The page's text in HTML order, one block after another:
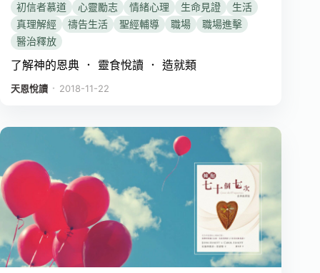
初信者慕道 心靈勵志 情緒心理 生命見證
生活
真理解經
禱告生活 聖經輔導 職場
職場進擊
醫治釋放
了解神的恩典 ． 靈食悅讀 ． 造就類
天恩悅讀 ． 2018-11-22